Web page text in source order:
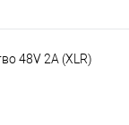
48V 2A (XLR)